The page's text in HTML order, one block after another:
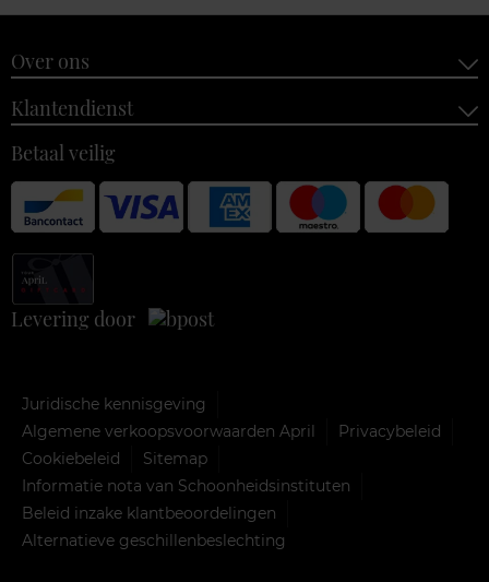
Over ons
Klantendienst
Betaal veilig
Levering door
Juridische kennisgeving
Algemene verkoopsvoorwaarden April
Privacybeleid
Cookiebeleid
Sitemap
Informatie nota van Schoonheidsinstituten
Beleid inzake klantbeoordelingen
Alternatieve geschillenbeslechting